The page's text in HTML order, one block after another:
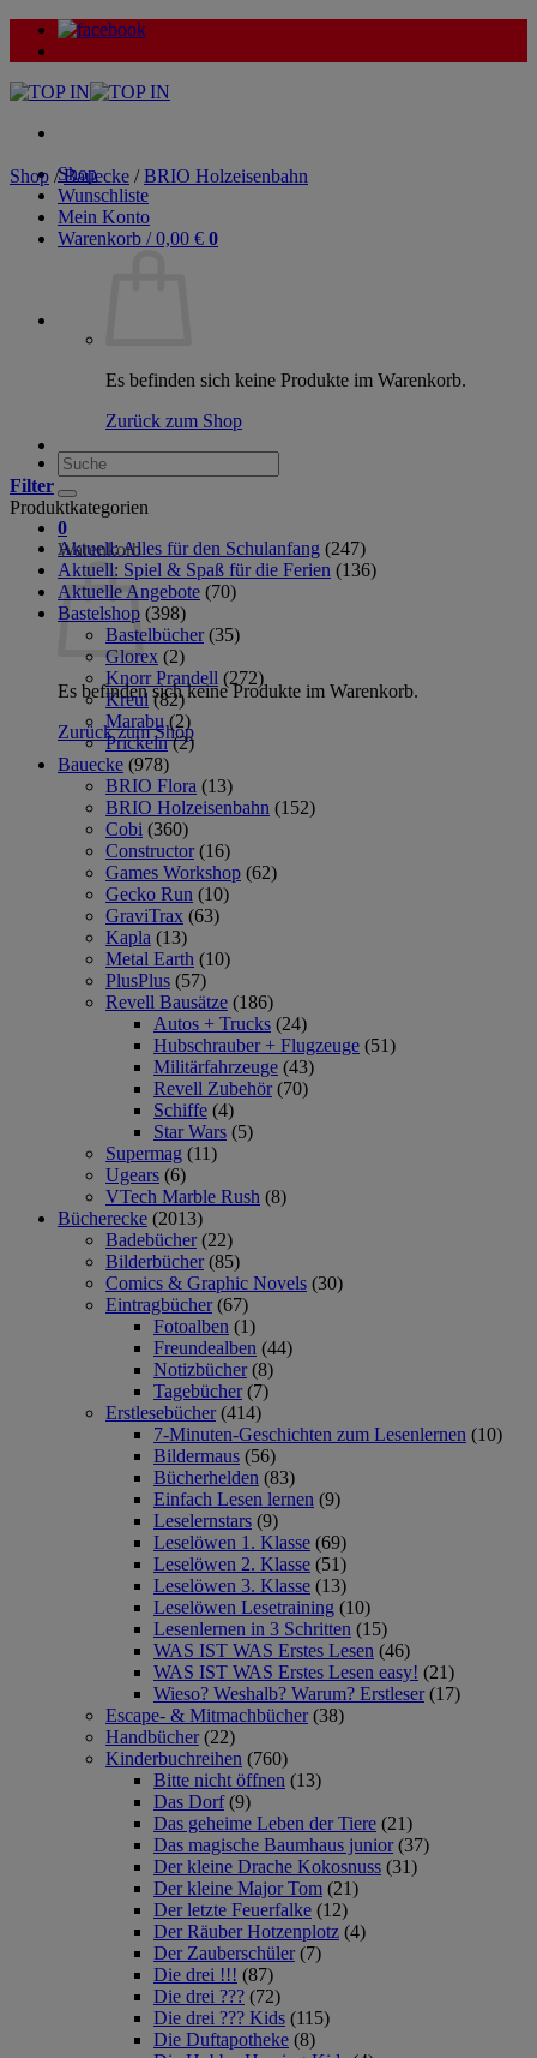
Zum
Inhalt
Shop
Wunschliste
Mein Konto
Warenkorb /0,00 € 0
Es befinden sich keine Produkte im Warenkorb.
Zurück zum Shop
Suche
nach:
0
Warenkorb
Es befinden sich keine Produkte im Warenkorb.
Zurück zum Shop
Shop / Bauecke / BRIO Holzeisenbahn
Filter
Produktkategorien
Aktuell: Alles für den Schulanfang (247)
Aktuell: Spiel & Spaß für die Ferien (136)
Aktuelle Angebote (70)
Bastelshop (398)
Bastelbücher (35)
Glorex (2)
Knorr Prandell (272)
Kreul (82)
Marabu (2)
Prickeln (2)
Bauecke (978)
BRIO Flora (13)
BRIO Holzeisenbahn (152)
Cobi (360)
Constructor (16)
Games Workshop (62)
Gecko Run (10)
GraviTrax (63)
Kapla (13)
Metal Earth (10)
PlusPlus (57)
Revell Bausätze (186)
Autos + Trucks (24)
Hubschrauber + Flugzeuge (51)
Militärfahrzeuge (43)
Revell Zubehör (70)
Schiffe (4)
Star Wars (5)
Supermag (11)
Ugears (6)
VTech Marble Rush (8)
Bücherecke (2013)
Badebücher (22)
Bilderbücher (85)
Comics & Graphic Novels (30)
Eintragbücher (67)
Fotoalben (1)
Freundealben (44)
Notizbücher (8)
Tagebücher (7)
Erstlesebücher (414)
7-Minuten-Geschichten zum Lesenlernen (10)
Bildermaus (56)
Bücherhelden (83)
Einfach Lesen lernen (9)
Leselernstars (9)
Leselöwen 1. Klasse (69)
Leselöwen 2. Klasse (51)
Leselöwen 3. Klasse (13)
Leselöwen Lesetraining (10)
Lesenlernen in 3 Schritten (15)
WAS IST WAS Erstes Lesen (46)
WAS IST WAS Erstes Lesen easy! (21)
Wieso? Weshalb? Warum? Erstleser (17)
Escape- & Mitmachbücher (38)
Handbücher (22)
Kinderbuchreihen (760)
Bitte nicht öffnen (13)
Das Dorf (9)
Das geheime Leben der Tiere (21)
Das magische Baumhaus junior (37)
Der kleine Drache Kokosnuss (31)
Der kleine Major Tom (21)
Der letzte Feuerfalke (12)
Der Räuber Hotzenplotz (4)
Der Zauberschüler (7)
Die drei !!! (87)
Die drei ??? (72)
Die drei ??? Kids (115)
Die Duftapotheke (8)